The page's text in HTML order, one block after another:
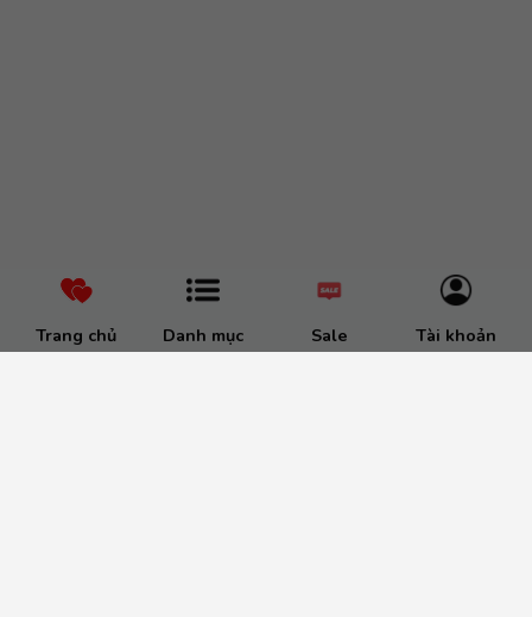
Trang chủ Danh mục Sale Tài khoản